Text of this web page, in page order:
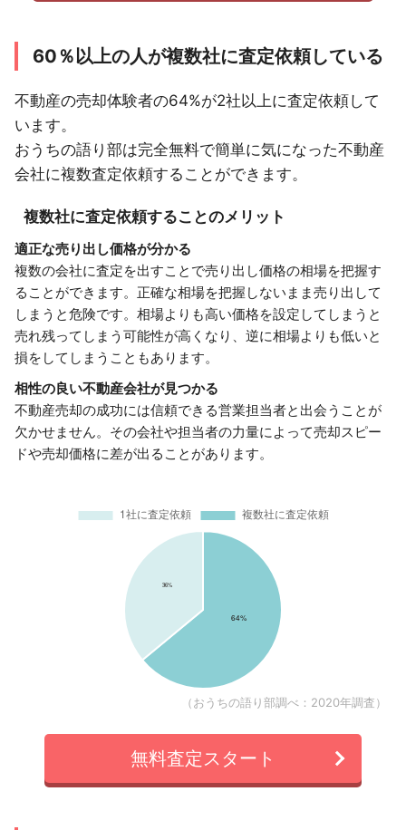
60％以上の人が複数社に査定依頼している
不動産の売却体験者の64%が2社以上に査定依頼して
います。
おうちの語り部は完全無料で簡単に気になった不動産
会社に複数査定依頼することができます。
複数社に査定依頼することのメリット
適正な売り出し価格が分かる
複数の会社に査定を出すことで売り出し価格の相場を把握す
ることができます。正確な相場を把握しないまま売り出して
しまうと危険です。相場よりも高い価格を設定してしまうと
売れ残ってしまう可能性が高くなり、逆に相場よりも低いと
損をしてしまうこともあります。
相性の良い不動産会社が見つかる
不動産売却の成功には信頼できる営業担当者と出会うことが
欠かせません。その会社や担当者の力量によって売却スピー
ドや売却価格に差が出ることがあります。
（おうちの語り部調べ：2020年調査）
無料査定スタート